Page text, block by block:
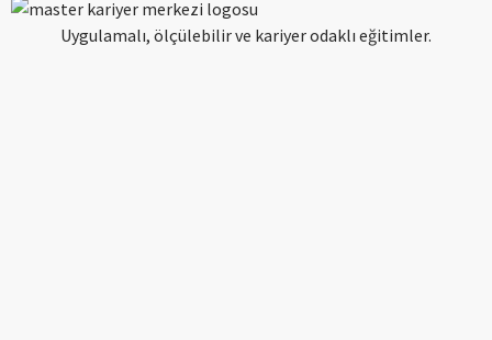
Uygulamalı, ölçülebilir ve kariyer odaklı eğitimler.